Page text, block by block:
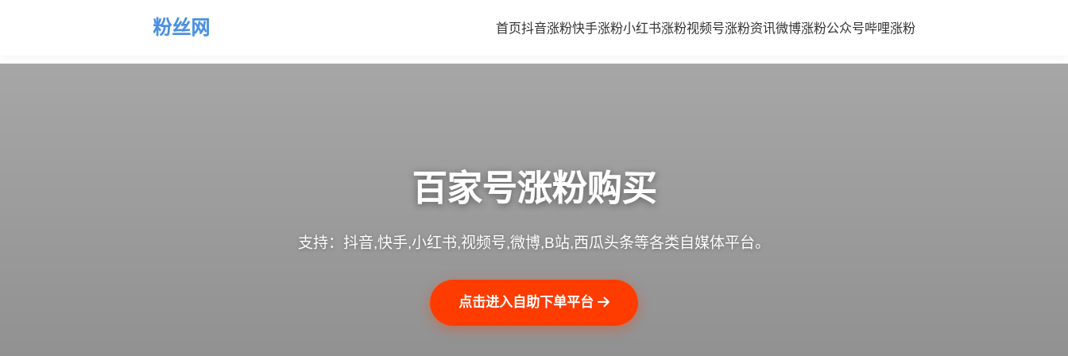
粉丝网 首页抖音涨粉快手涨粉小红书涨粉视频号涨粉资讯微博涨粉公众号哔哩涨粉
百家号涨粉购买
支持：抖音,快手,小红书,视频号,微博,B站,西瓜头条等各类自媒体平台。
点击进入自助下单平台